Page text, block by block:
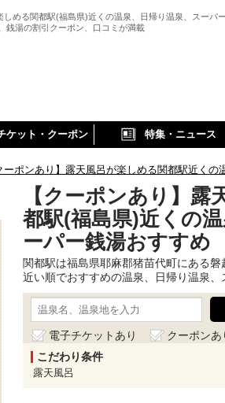
しめる関都駅(福島県)近くの温泉、日帰り温泉、スーパ
銭湯の割引クーポン、口コミが満載
ケット・クーポン 特集・ニュース
ーポンあり】露天風呂が楽しめる関都駅近く
【クーポンあり】露
都駅(福島県)近くの
ーパー銭湯おすすめ
関都駅は福島県耶麻郡猪苗代町にある
近い順でおすすめの温泉、日帰り温泉、
電子チケットあり クーポンあ
こだわり条件
露天風呂